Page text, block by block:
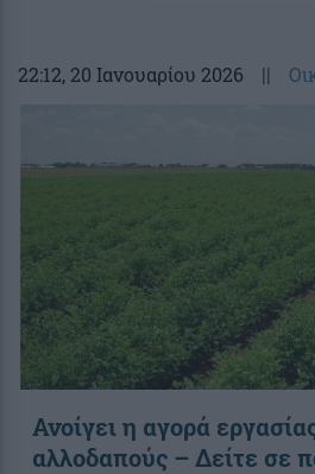
22:12, 20 Ιανουαρίου 2026 ||
Ανοίγει η αγορά
αλλοδαπούς – Δείτε σε